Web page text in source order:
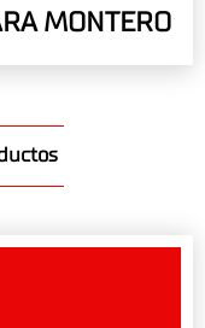
MONTERO